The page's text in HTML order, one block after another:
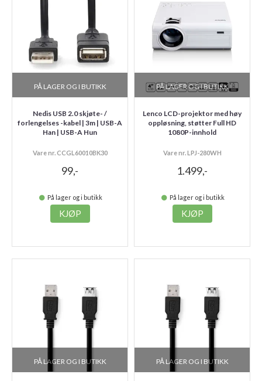
PÅ LAGER OG I BUTIKK
Nedis USB 2.0 skjøte- /
forlengelses -kabel | 3m | USB-A
Han | USB-A Hun
Vare nr. CCGL60010BK30
99,-
På lager og i butikk
KJØP
PÅ LAGER OG I BUTIKK
Lenco LCD-projektor med høy
oppløsning, støtter Full HD
1080P-innhold
Vare nr. LPJ-280WH
1.499,-
På lager og i butikk
KJØP
PÅ LAGER OG I BUTIKK PÅ LAGER OG I BUTIKK